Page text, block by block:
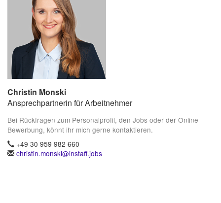
Christin Monski
Ansprechpartnerin für Arbeitnehmer
Bei Rückfragen zum Personalprofil, den Jobs oder der Online
Bewerbung, könnt ihr mich gerne kontaktieren.
+49 30 959 982 660
christin.monski@instaff.jobs